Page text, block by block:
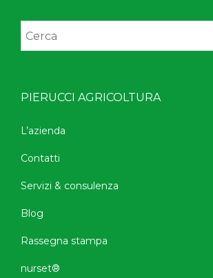
PIERUCCI AGRICOLTURA
L’azienda
Contatti
Servizi & consulenza
Blog
Rassegna stampa
nurset®